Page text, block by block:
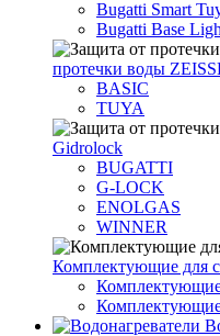
Bugatti Smart
Bugatti Base
протечки воды
BASIC
TUYA
Gidrolock
BUGATTI
G-LOCK
ENOLGAS
WINNER
Комплектующие для